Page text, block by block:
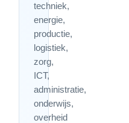
techniek,
energie,
productie,
logistiek,
zorg,
ICT,
administratie,
onderwijs,
overheid